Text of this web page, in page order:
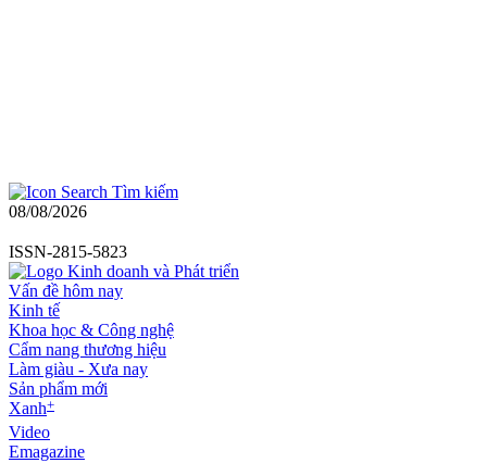
Tìm kiếm
08/08/2026
ISSN-2815-5823
Vấn đề hôm nay
Kinh tế
Khoa học & Công nghệ
Cẩm nang thương hiệu
Làm giàu - Xưa nay
Sản phẩm mới
Xanh+
Video
Emagazine